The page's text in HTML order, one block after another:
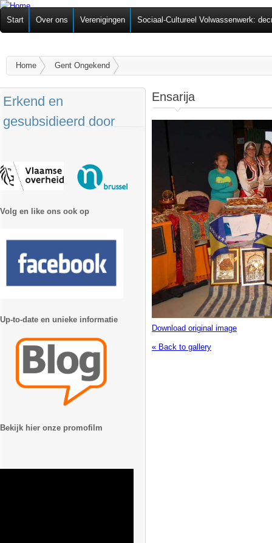
Federatie van
Zelforganisaties
Start Over ons Verenigingen Sociaal-Cultureel Volwassenwerk:
U bent hier
Home Gent Ongekend
Ensarija
Download original image
« Back to gallery
Erkend en
gesubsidieerd door
Volg en like ons ook op
Up-to-date en unieke informatie
Bekijk hier onze promofilm